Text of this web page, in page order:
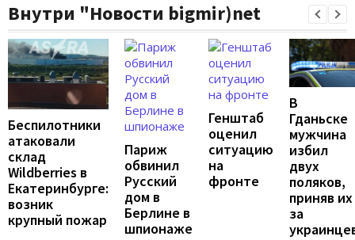
Внутри "Новости bigmir)net
Беспилотники
атаковали
склад
Wildberries в
Екатеринбурге:
возник
крупный пожар
Париж
обвинил
Русский
дом в
Берлине в
шпионаже
Генштаб
оценил
ситуацию
на
фронте
В
Гданьске
мужчина
избил
двух
поляков,
приняв их
за